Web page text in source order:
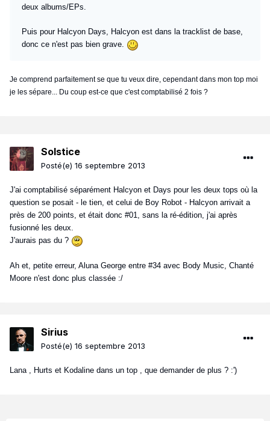
deux albums/EPs.
Puis pour Halcyon Days, Halcyon est dans la tracklist de base,
donc ce n'est pas bien grave.
Je comprend parfaitement se que tu veux dire, cependant dans mon top moi
je les sépare... Du coup est-ce que c'est comptabilisé 2 fois ?
Solstice
Posté(e) 16 septembre 2013
J'ai comptabilisé séparément Halcyon et Days pour les deux tops où la
question se posait - le tien, et celui de Boy Robot - Halcyon arrivait a
près de 200 points, et était donc #01, sans la ré-édition, j'ai après
fusionné les deux.
J'aurais pas du ?
Ah et, petite erreur, Aluna George entre #34 avec Body Music, Chanté
Moore n'est donc plus classée :/
Sirius
Posté(e) 16 septembre 2013
Lana , Hurts et Kodaline dans un top , que demander de plus ? :')